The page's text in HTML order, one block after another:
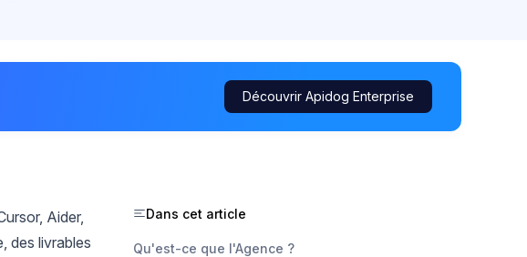
Découvrir Apidog Enterprise
Aider,
des livrables
Dans cet article
Qu'est-ce que l'Agence ?